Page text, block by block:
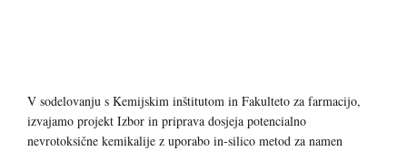
V sodelovanju s Kemijskim inštitutom in Fakulteto za farmacijo,
izvajamo projekt Izbor in priprava dosjeja potencialno
nevrotoksične kemikalije z uporabo in-silico metod za namen